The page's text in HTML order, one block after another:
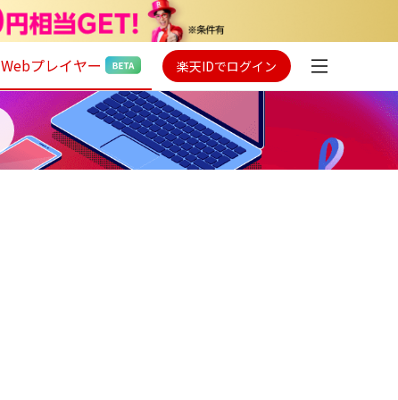
Webプレイヤー 楽天IDでログイン